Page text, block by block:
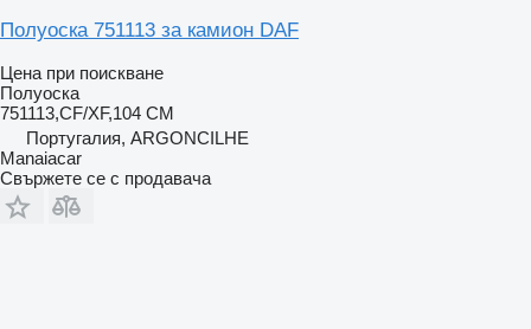
Полуоска 751113 за камион DAF
Цена при поискване
Полуоска
751113,CF/XF,104 CM
Португалия, ARGONCILHE
Manaiacar
Свържете се с продавача